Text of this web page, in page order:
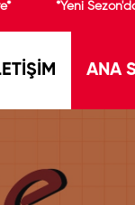
*Yeni
ANA